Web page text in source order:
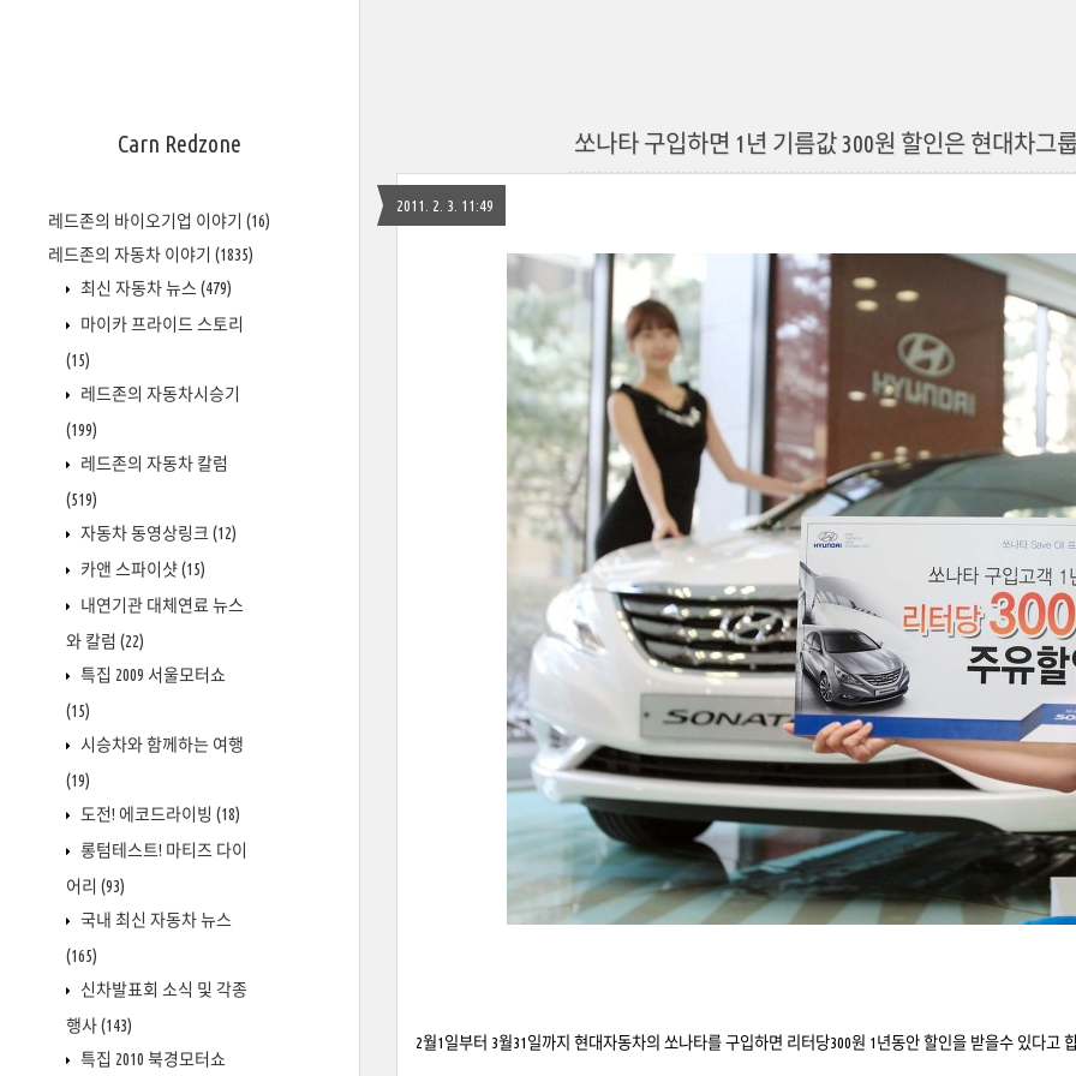
Carn Redzone
레드존의 바이오기업 이야기 (16)
레드존의 자동차 이야기 (1835)
최신 자동차 뉴스 (479)
마이카 프라이드 스토리
(15)
레드존의 자동차시승기
(199)
레드존의 자동차 칼럼
(519)
자동차 동영상링크 (12)
카앤 스파이샷(15)
내연기관 대체연료 뉴스
와 칼럼 (22)
특집 2009 서울모터쇼
(15)
시승차와 함께하는 여행
(19)
도전! 에코드라이빙 (18)
롱텀테스트! 마티즈 다이
어리 (93)
국내 최신 자동차 뉴스
(165)
신차발표회 소식 및 각종
행사(143)
특집 2010 북경모터쇼
쏘나타 구입하면 1년 기름값 300원 할인은 현대차그
2011. 2. 3. 11:49
2월1일부터 3월31일까지 현대자동차의 쏘나타를 구입하면 리터당300원 1년동안 할인을 받을수 있다고